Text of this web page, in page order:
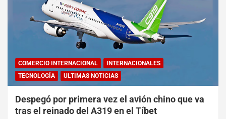
COMERCIO INTERNACIONAL
INTERNACIONALES
TECNOLOGÍA
ULTIMAS NOTICIAS
Despegó por primera vez el avión chino que va
tras el reinado del A319 en el Tíbet